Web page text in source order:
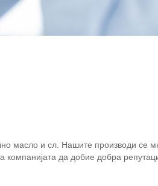
масло и сл. Нашите производи се
да добие добра